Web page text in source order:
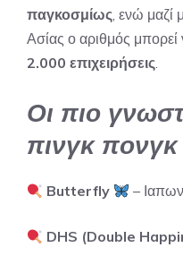
παγκοσμίως, ενώ μαζί
Ασίας ο αριθμός μπορεί
2.000 επιχειρήσεις.
Οι πιο
πινγκ
Butterfly –
DHS (Double